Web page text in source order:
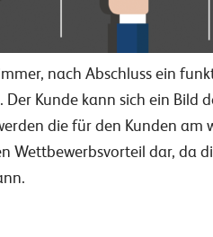
nach Abschluss ein
Der Kunde kann sich ein Bild
die für den Kunden
Wettbewerbsvorteil dar, da